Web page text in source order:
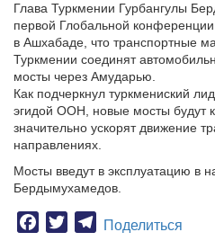
Глава Туркмении Гурбангулы
первой Глобальной
в Ашхабаде, что транспортные
Туркмении соединят
мосты через Амударью.
Как подчеркнул туркмениский
эгидой ООН, новые мосты будут
значительно ускорят движение
направлениях.
Мосты введут в эксплуатацию в
Бердымухамедов.
Facebook
TwitterTelegram
Поделиться